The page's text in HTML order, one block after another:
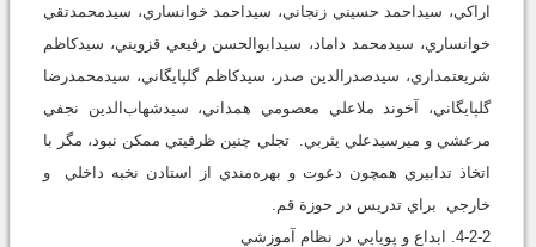
اراکي، سيداحمد حسيني زنجاني، سيداحمد خوانساري، سيدمحمدتقي
خوانساري، سيدمحمد داماد، سيدابوالحسن رفيعي قزويني، سيدکاظم
شريعتمداري، سيدصدرالدين صدر، سيدکاظم گلپايگاني، سيدمحمدرضا
گلپايگاني، آخوند ملاعلي معصومي همداني، سيدشهاب‌الدين نجفي
مرعشي و ميرسيدعلي يثربي. تجلي چنين ظرفيتي ممکن نبود، مگر با
اتخاذ تدابيري همچون دعوت و بهره‌مندي از استادن نخبه داخلي و
خارجي براي تدريس در حوزة قم.
4-2-2. ابداع و پويايي در نظام آموزشي